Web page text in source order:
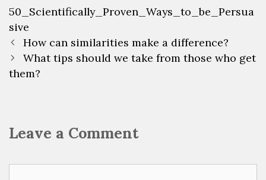
50_Scientifically_Proven_Ways_to_be_Persua
sive
Post
navigation
How can similarities make a difference?
What tips should we take from those who get
them?
Leave a Comment